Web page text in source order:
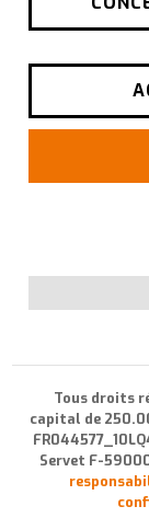
Tous droits
capital de
Servet F-